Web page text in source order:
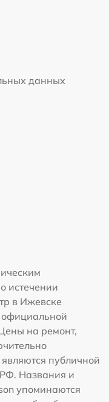
данных
истечении
в Ижевске
официальной
на ремонт,
публичной
РФ. Названия и
упоминаются